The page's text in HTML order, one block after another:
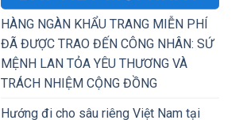
HÀNG NGÀN KHẨU TRANG MIỄN PHÍ
ĐÃ ĐƯỢC TRAO ĐẾN CÔNG NHÂN: SỨ
MỆNH LAN TỎA YÊU THƯƠNG VÀ
TRÁCH NHIỆM CỘNG ĐỒNG
Hướng đi cho sâu riêng Việt Nam tại